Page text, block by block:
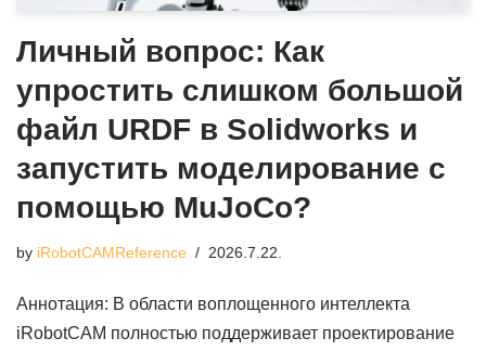
Личный вопрос: Как
упростить слишком большой
файл URDF в Solidworks и
запустить моделирование с
помощью MuJoCo?
by iRobotCAMReference 2026.7.22.
Аннотация: В области воплощенного интеллекта
iRobotCAM полностью поддерживает проектирование